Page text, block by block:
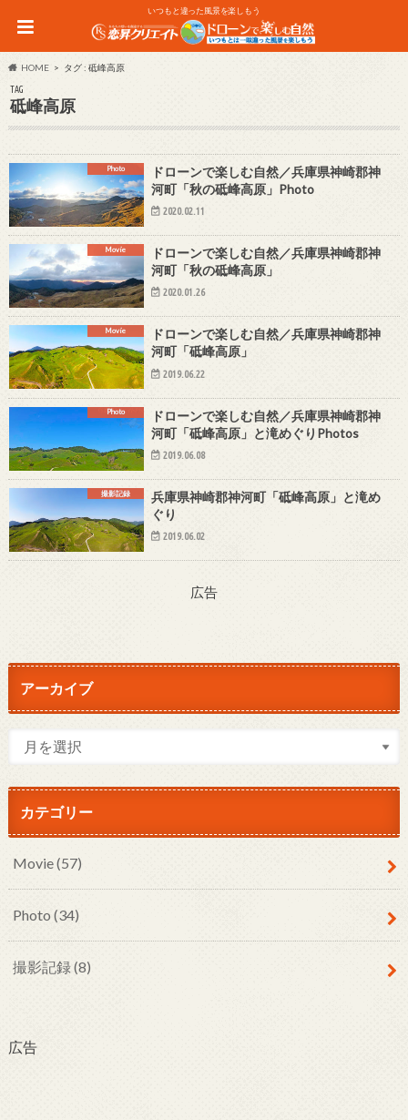
いつもと違った風景を楽しもう
HOME タグ : 砥峰高原
TAG
砥峰高原
Photo
ドローンで楽しむ自然／兵庫県神崎郡神
河町「秋の砥峰高原」Photo
2020.02.11
Movie
ドローンで楽しむ自然／兵庫県神崎郡神
河町「秋の砥峰高原」
2020.01.26
Movie
ドローンで楽しむ自然／兵庫県神崎郡神
河町「砥峰高原」
2019.06.22
Photo
ドローンで楽しむ自然／兵庫県神崎郡神
河町「砥峰高原」と滝めぐりPhotos
2019.06.08
撮影記録
兵庫県神崎郡神河町「砥峰高原」と滝め
ぐり
2019.06.02
広告
アーカイブ
カテゴリー
Movie(57)
Photo (34)
撮影記録(8)
広告